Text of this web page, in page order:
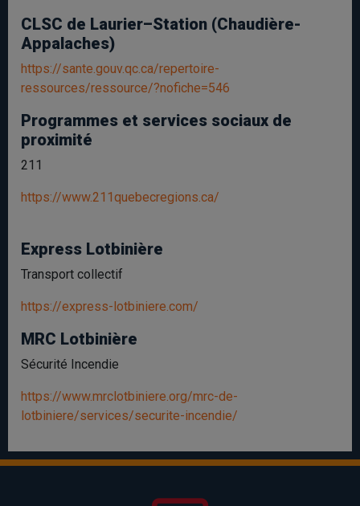
CLSC de Laurier–Station (Chaudière-
Appalaches)
https://sante.gouv.qc.ca/repertoire-
ressources/ressource/?nofiche=546
Programmes et services sociaux de
proximité
211
https://www.211quebecregions.ca/
Express Lotbinière
Transport collectif
https://express-lotbiniere.com/
MRC Lotbinière
Sécurité Incendie
https://www.mrclotbiniere.org/mrc-de-
lotbiniere/services/securite-incendie/